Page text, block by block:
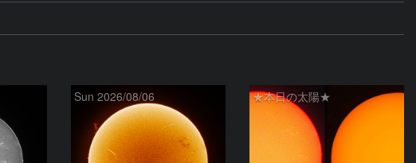
Sun 2026/08/06 ★本日の太陽★